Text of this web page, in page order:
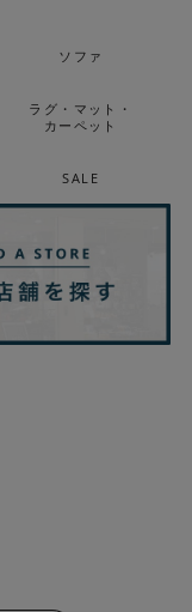
ソファ
ラグ・マット・
カーペット
SALE